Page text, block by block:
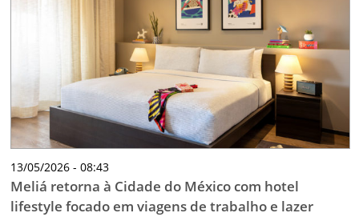
13/05/2026 - 08:43
Meliá retorna à Cidade do México com hotel
lifestyle focado em viagens de trabalho e lazer